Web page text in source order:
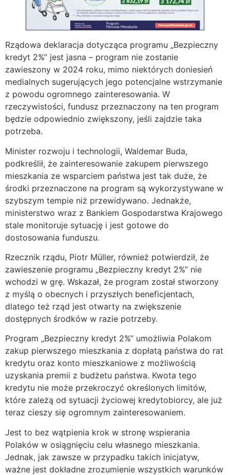
Rządowa deklaracja dotycząca programu „Bezpieczny
kredyt 2%” jest jasna – program nie zostanie
zawieszony w 2024 roku, mimo niektórych doniesień
medialnych sugerujących jego potencjalne wstrzymanie
z powodu ogromnego zainteresowania. W
rzeczywistości, fundusz przeznaczony na ten program
będzie odpowiednio zwiększony, jeśli zajdzie taka
potrzeba.
Minister rozwoju i technologii, Waldemar Buda,
podkreślił, że zainteresowanie zakupem pierwszego
mieszkania ze wsparciem państwa jest tak duże, że
środki przeznaczone na program są wykorzystywane w
szybszym tempie niż przewidywano. Jednakże,
ministerstwo wraz z Bankiem Gospodarstwa Krajowego
stale monitoruje sytuację i jest gotowe do
dostosowania funduszu.
Rzecznik rządu, Piotr Müller, również potwierdził, że
zawieszenie programu „Bezpieczny kredyt 2%” nie
wchodzi w grę. Wskazał, że program został stworzony
z myślą o obecnych i przyszłych beneficjentach,
dlatego też rząd jest otwarty na zwiększenie
dostępnych środków w razie potrzeby.
Program „Bezpieczny kredyt 2%” umożliwia Polakom
zakup pierwszego mieszkania z dopłatą państwa do rat
kredytu oraz konto mieszkaniowe z możliwością
uzyskania premii z budżetu państwa. Kwota tego
kredytu nie może przekroczyć określonych limitów,
które zależą od sytuacji życiowej kredytobiorcy, ale już
teraz cieszy się ogromnym zainteresowaniem.
Jest to bez wątpienia krok w stronę wspierania
Polaków w osiągnięciu celu własnego mieszkania.
Jednak, jak zawsze w przypadku takich inicjatyw,
ważne jest dokładne zrozumienie wszystkich warunków